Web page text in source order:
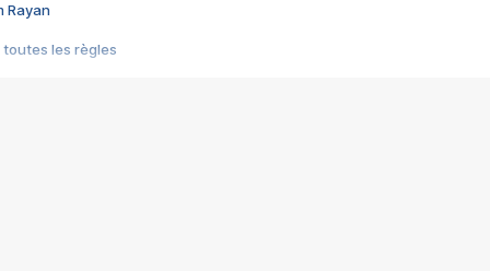
Rayan
toutes les règles